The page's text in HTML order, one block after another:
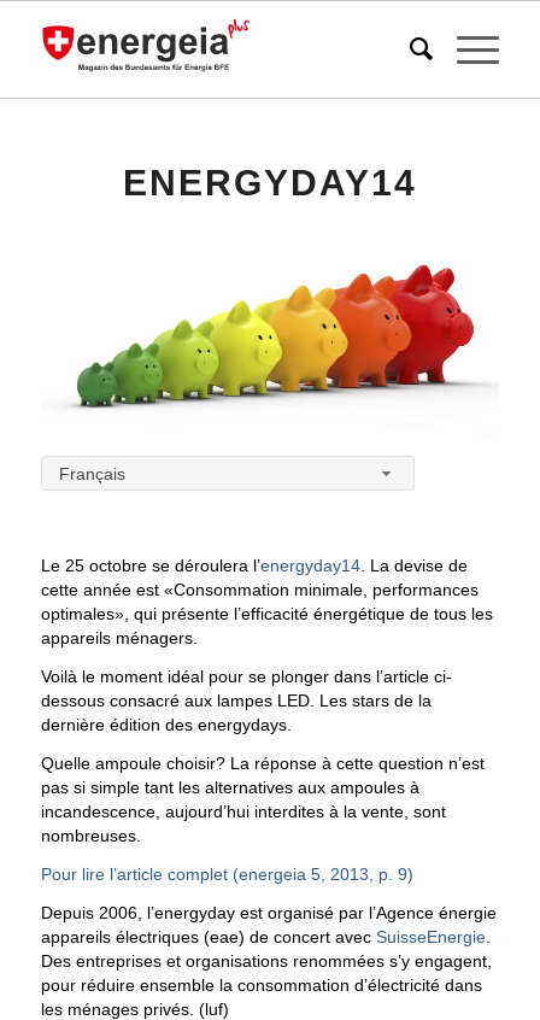
ENERGYDAY14
Français
Le 25 octobre se déroulera l’energyday14. La devise de
cette année est «Consommation minimale, performances
optimales», qui présente l’efficacité énergétique de tous les
appareils ménagers.
Voilà le moment idéal pour se plonger dans l’article ci-
dessous consacré aux lampes LED. Les stars de la
dernière édition des energydays.
Quelle ampoule choisir? La réponse à cette question n’est
pas si simple tant les alternatives aux ampoules à
incandescence, aujourd’hui interdites à la vente, sont
nombreuses.
Pour lire l’article complet (energeia 5, 2013, p. 9)
Depuis 2006, l’energyday est organisé par l’Agence énergie
appareils électriques (eae) de concert avec SuisseEnergie.
Des entreprises et organisations renommées s’y engagent,
pour réduire ensemble la consommation d’électricité dans
les ménages privés. (luf)